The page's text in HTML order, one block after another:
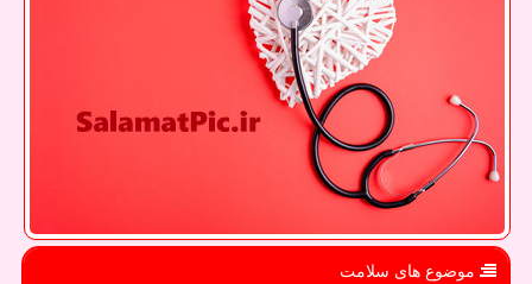
موضوع های سلامت